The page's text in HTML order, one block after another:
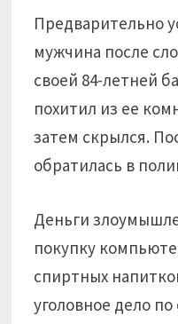
Предварительно
мужчина после
своей 84-летней
похитил из ее
затем скрылся.
обратилась в
Деньги
покупку
спиртных
уголовное дело по